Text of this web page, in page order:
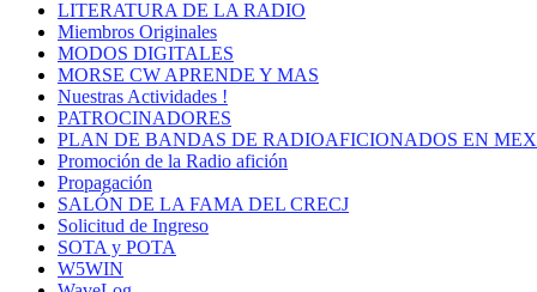
LITERATURA DE LA RADIO
Miembros Originales
MODOS DIGITALES
MORSE CW APRENDE Y MAS
Nuestras Actividades !
PATROCINADORES
PLAN DE BANDAS DE RADIOAFICIONADOS EN
Promoción de la Radio afición
Propagación
SALÓN DE LA FAMA DEL CRECJ
Solicitud de Ingreso
SOTA y POTA
W5WIN